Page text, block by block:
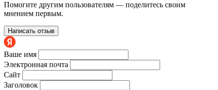
Помогите другим пользователям — поделитесь своим
мнением первым.
Написать отзыв
Ваше имя
Электронная почта
Сайт
Заголовок